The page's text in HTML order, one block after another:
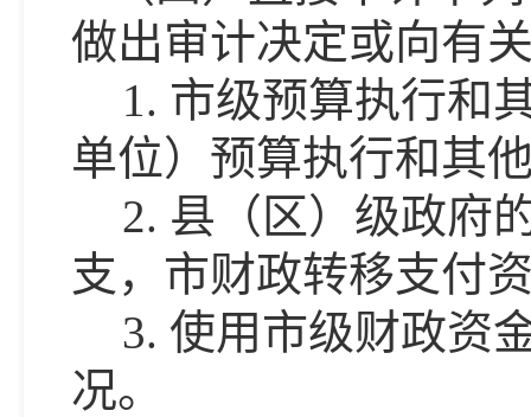
做出审计决定或向有
1. 市级预算执行和
单位）预算执行和其
2. 县（区）级政府
支，市财政转移支付
3. 使用市级财政资
况。